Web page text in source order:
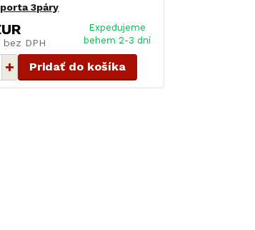
3páry
bez DPH
Expedujeme
behem 2-3 dní
Pridať do košíka